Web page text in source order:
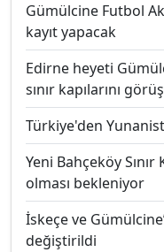
Gümülcine Futbol
kayıt yapacak
Edirne heyeti
sınır kapılarını
Türkiye'den
Yeni Bahçeköy Sınır
olması bekleniyor
İskeçe ve
değiştirildi